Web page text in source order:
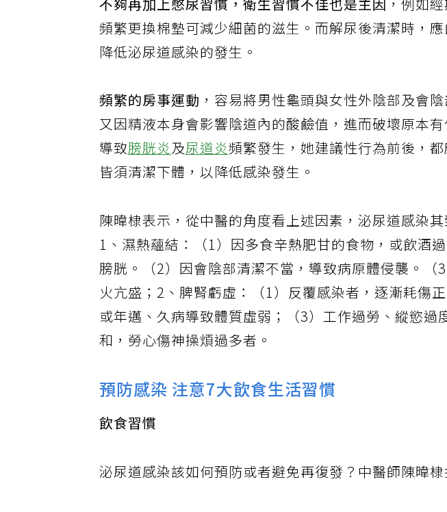
不夠再加上憋尿習慣，衛生習慣不佳也是主因 ，例如
頻繁更換棉墊可減少細菌的滋生。而解尿後清潔時，
降低泌尿道感染的發生。
頻繁的房事運動 ，容易將男性龜頭與女性外陰部及會
又因精液本身會影響陰道內的酸鹼值，進而破壞原本
導致膀胱炎及尿道炎頻繁發生，她建議性行為前後，
皆須清潔下體，以降低感染發生。
陳暐棣表示，從中醫的角度看上述因素，泌尿道感染
1、濕熱蘊結：（1）因多食辛熱肥甘的食物，或飲酒
膀胱。（2）因會陰部清潔不當，導致病原體侵襲。（
火亢盛；2、脾腎虧虛：（1）反覆感染者，逐漸耗傷
或年邁、久病導致體質虛弱；（3）工作過勞、縱慾過
和，勞心傷神操煩過多者。
預防感染 注意7大飲食生活習慣
飲食習慣
泌尿道感染該如何預防或者避免再復發？中醫師陳暐棣